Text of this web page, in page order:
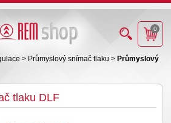
0
> Průmyslový snímač tlaku > Průmyslový
tlaku DLF